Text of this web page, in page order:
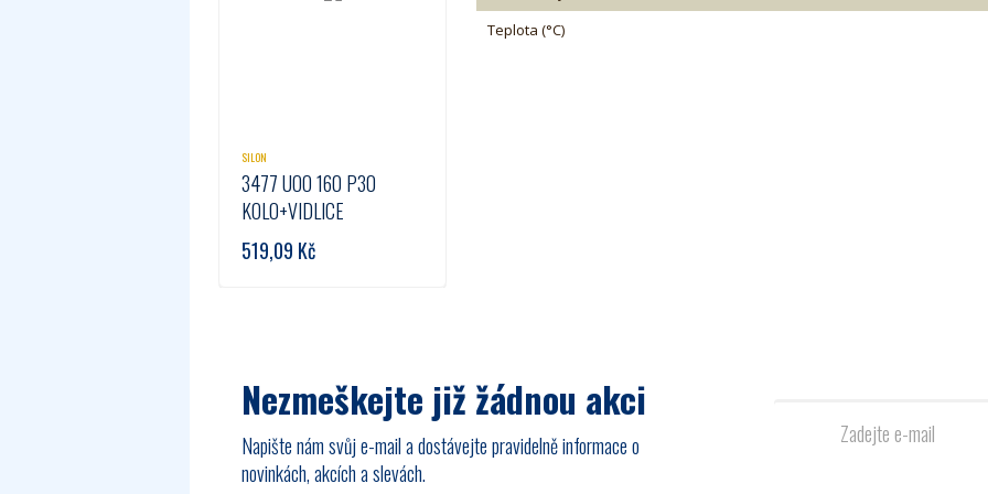
Teplota (°C)
SILON
3477 UOO 160 P30
KOLO+VIDLICE
519,09 Kč
Nezmeškejte již žádnou akci
Napište nám svůj e-mail a dostávejte pravidelně informace o
novinkách, akcích a slevách.